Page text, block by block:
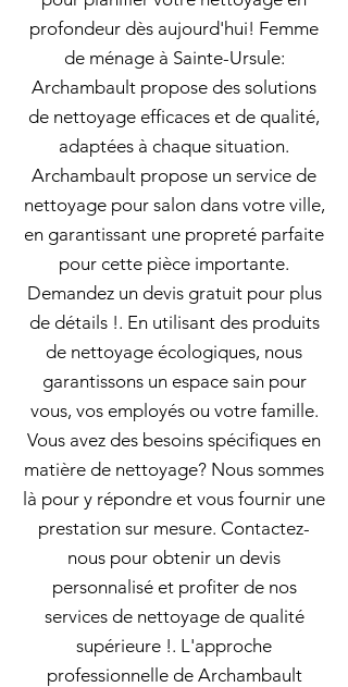
profondeur dès aujourd'hui! Femme
de ménage à Sainte-Ursule:
Archambault propose des solutions
de nettoyage efficaces et de qualité,
adaptées à chaque situation.
Archambault propose un service de
nettoyage pour salon dans votre ville,
en garantissant une propreté parfaite
pour cette pièce importante.
Demandez un devis gratuit pour plus
de détails !. En utilisant des produits
de nettoyage écologiques, nous
garantissons un espace sain pour
vous, vos employés ou votre famille.
Vous avez des besoins spécifiques en
matière de nettoyage? Nous sommes
là pour y répondre et vous fournir une
prestation sur mesure. Contactez-
nous pour obtenir un devis
personnalisé et profiter de nos
services de nettoyage de qualité
supérieure !. L'approche
professionnelle de Archambault